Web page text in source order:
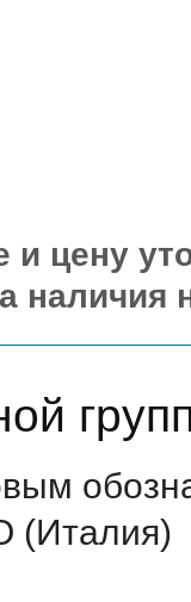
и цену
наличия
(Италия)